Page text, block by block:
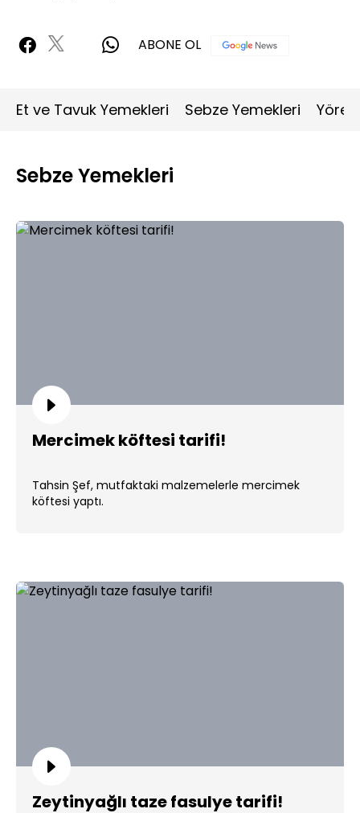
ABONE OL
Et ve Tavuk Yemekleri Sebze Yemekleri
Sebze Yemekleri
Mercimek köftesi tarifi!
Tahsin Şef, mutfaktaki malzemelerle mercimek
köftesi yaptı.
Zeytinyağlı taze fasulye tarifi!